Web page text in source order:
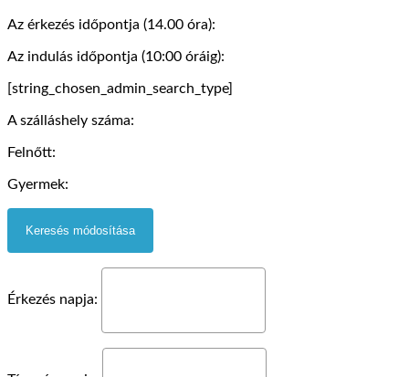
Az érkezés időpontja (14.00 óra):
Az indulás időpontja (10:00 óráig):
[string_chosen_admin_search_type]
A szálláshely száma:
Felnőtt:
Gyermek:
Érkezés napja: